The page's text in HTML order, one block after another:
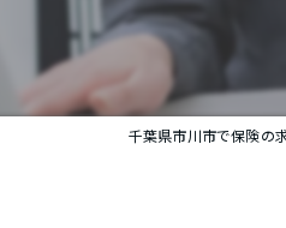
千葉県市川市で保険の